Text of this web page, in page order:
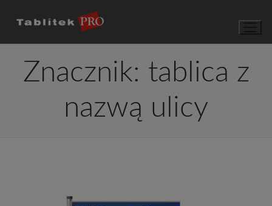
Znacznik: tablica z
nazwą ulicy